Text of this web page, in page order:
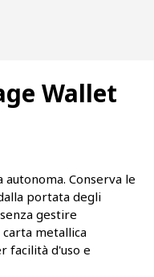
Wallet
Conserva le
portata degli
gestire
metallica
facilità d'uso e